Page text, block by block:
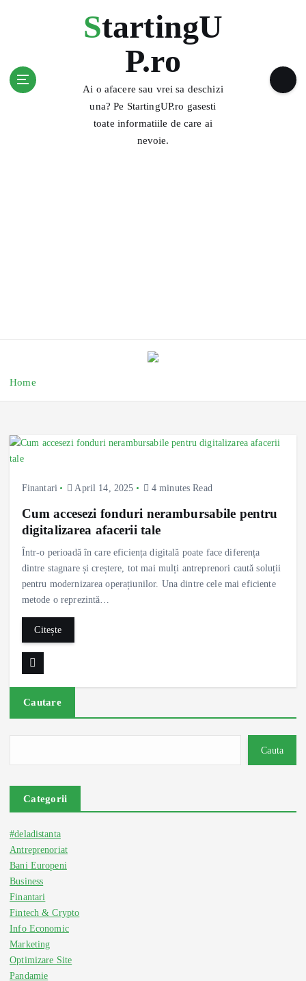
StartingU
P.ro
Ai o afacere sau vrei sa deschizi
una? Pe StartingUP.ro gasesti
toate informatiile de care ai
nevoie.
Home
Finantari April 14, 2025 4 minutes Read
Cum accesezi fonduri nerambursabile pentru
digitalizarea afacerii tale
Într-o perioadă în care eficiența digitală poate face diferența
dintre stagnare și creștere, tot mai mulți antreprenori caută soluții
pentru modernizarea operațiunilor. Una dintre cele mai eficiente
metode o reprezintă…
Citește
Cautare
Cauta
Categorii
#deladistanta
Antreprenoriat
Bani Europeni
Business
Finantari
Fintech & Crypto
Info Economic
Marketing
Optimizare Site
Pandamie